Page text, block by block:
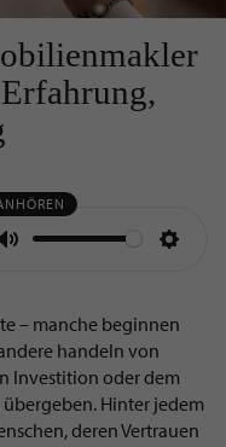
– manche beginnen
handeln von
Investition oder dem
Hinter jedem
deren Vertrauen